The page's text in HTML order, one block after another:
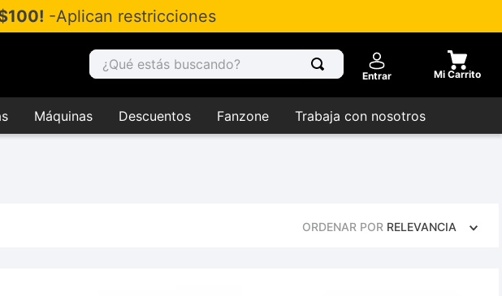
-Aplican restricciones
¿Qué estás buscando?
Entrar
Máquinas Descuentos Fanzone Trabaja con nosotros
ORDENAR POR RELEVANCIA